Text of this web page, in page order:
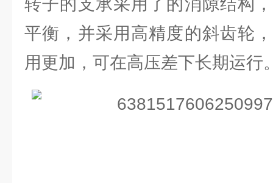
转子的支承采用了的消隙结构
平衡，并采用高精度的斜齿轮
用更加，可在高压差下长期运行